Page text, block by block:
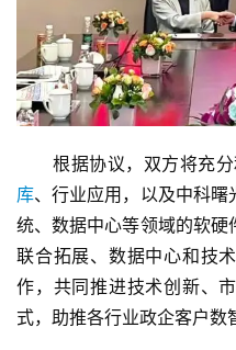
根据协议，双方将充分
库、行业应用，以及中科
统、数据中心等领域的软
联合拓展、数据中心和技
作，共同推进技术创新、
式，助推各行业政企客户数